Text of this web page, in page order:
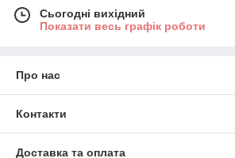
Сьогодні вихідний
Показати весь графік роботи
Про нас
Контакти
Доставка та оплата